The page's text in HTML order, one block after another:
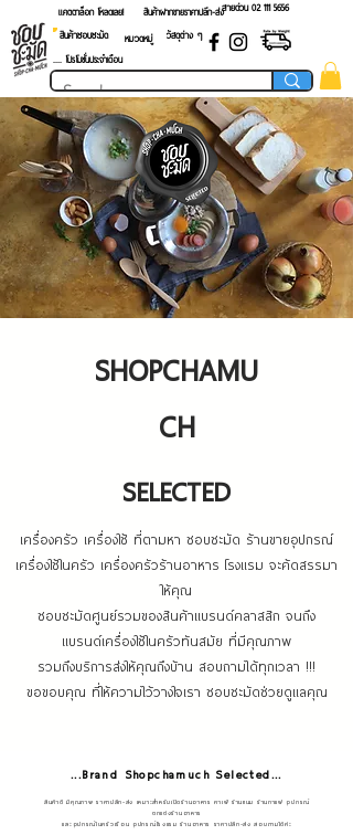
แคตตาล็อก โหลดเลย! สายด่วน 02 ​111 5656
สินค้าฝากขายราคาปลีก-ส่ง
สินค้าชอบชะมัด
หมวดหมู่
วัสดุต่าง ๆ
.... โปรโมชั่นประจำเดือน
SHOPCHAMU
CH
SELECTED
เครื่องครัว เครื่องใช้ ที่ตามหา ชอบชะมัด ร้านขายอุปกรณ์
เครื่องใช้ในครัว เครื่องครัวร้านอาหาร โรงแรม จะค้ดสรรมา
ให้คุณ
ชอบชะมัดศูนย์รวมของสินค้าแบรนด์คลาสสิก จนถึง
แบรนด์เครื่องใช้ในครัวทันสมัย ที่มีคุณภาพ
รวมถึงบริการส่งให้คุณถึงบ้าน สอบถามได้ทุกเวลา !!!
ขอขอบคุณ ที่ให้ความไว้วางใจเรา ชอบชะมัดช่วยดูแลคุณ
...Brand Shopchamuch Selected...
สินค้าดี มีคุณภาพ ราคาปลีก-ส่ง เหมาะสำหรับเปิดร้านอาหาร คาเฟ่ ร้านขนม ร้านกาแฟ อุปกรณ์
ตกแต่งร้านอาหาร
และอุปกรณ์ในครัวเรือน อุปกรณ์โรงแรม ร้านอาหาร ราคาปลีก-ส่ง สอบถามได้ค่ะ